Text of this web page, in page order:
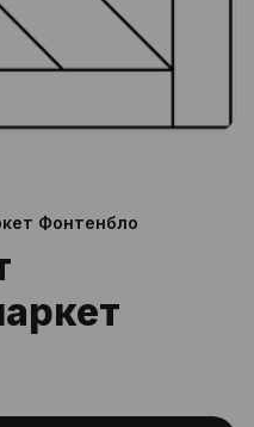
Фонтенбло